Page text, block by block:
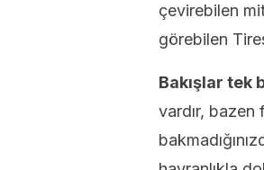
çevirebilen
görebilen
Bakışlar tek
vardır, bazen